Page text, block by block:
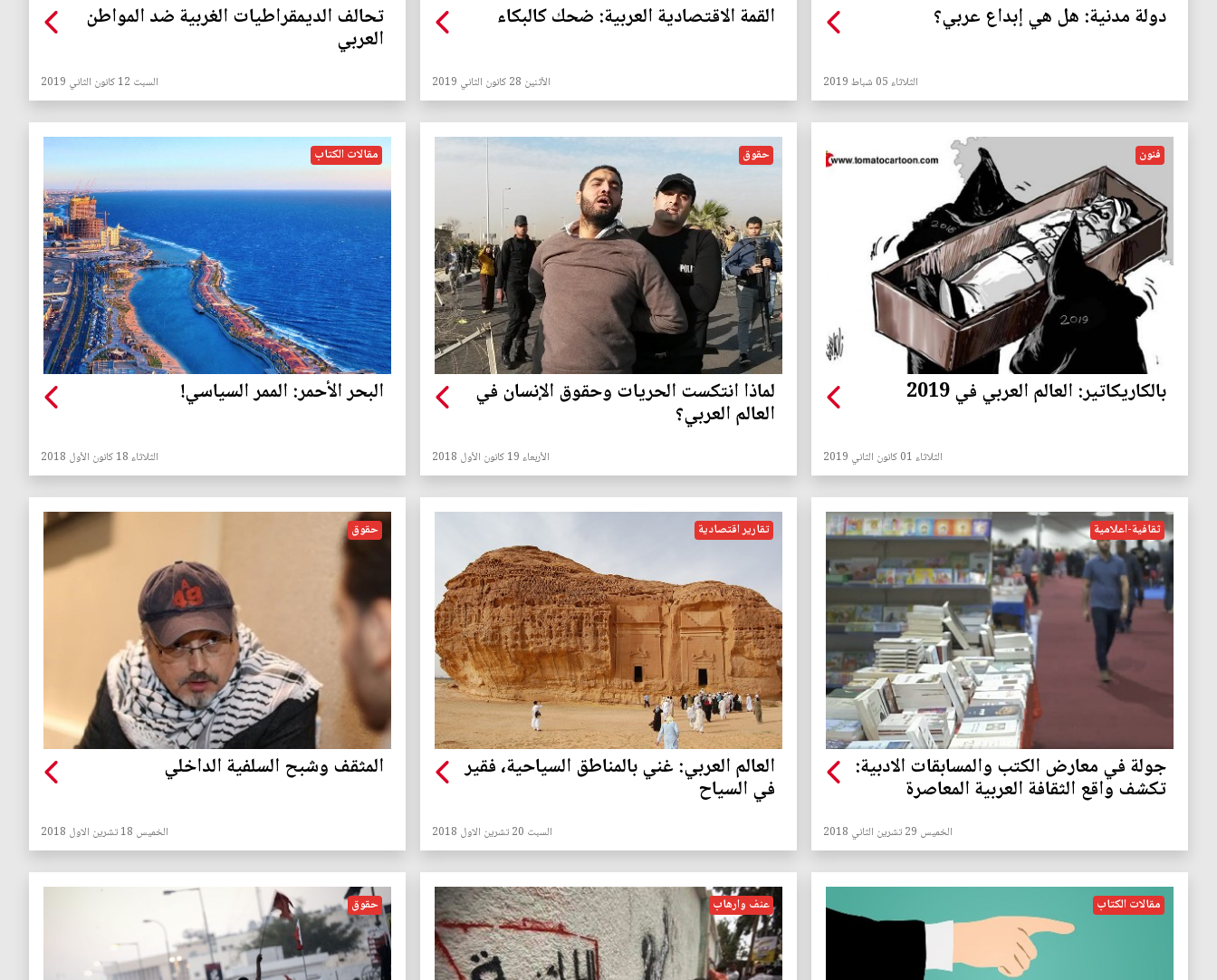
دولة مدنية: هل هي إبداع عربي؟
الثلاثاء 05 شباط 2019
القمة الاقتصادية العربية: ضحك كالبكاء
الأثنين 28 كانون الثاني 2019
تحالف الديمقراطيات الغربية ضد المواطن
العربي
السبت 12 كانون الثاني 2019
فنون
بالكاريكاتير: العالم العربي في 2019
الثلاثاء 01 كانون الثاني 2019
حقوق
لماذا انتكست الحريات وحقوق الإنسان في
العالم العربي؟
الأربعاء 19 كانون الأول 2018
مقالات الكتاب
البحر الأحمر: الممر السياسي!
الثلاثاء 18 كانون الأول 2018
ثقافية-اعلامية
جولة في معارض الكتب والمسابقات الادبية:
تكشف واقع الثقافة العربية المعاصرة
الخميس 29 تشرين الثاني 2018
تقارير اقتصادية
العالم العربي: غني بالمناطق السياحية، فقير
في السياح
السبت 20 تشرين الاول 2018
حقوق
المثقف وشبح السلفية الداخلي
الخميس 18 تشرين الاول 2018
مقالات الكتاب عنف وارهاب حقوق